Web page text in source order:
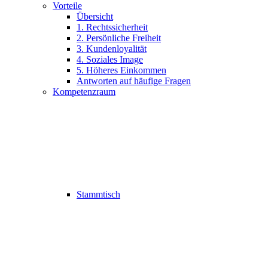
Vorteile
Übersicht
1. Rechtssicherheit
2. Persönliche Freiheit
3. Kundenloyalität
4. Soziales Image
5. Höheres Einkommen
Antworten auf häufige Fragen
Kompetenzraum
Stammtisch